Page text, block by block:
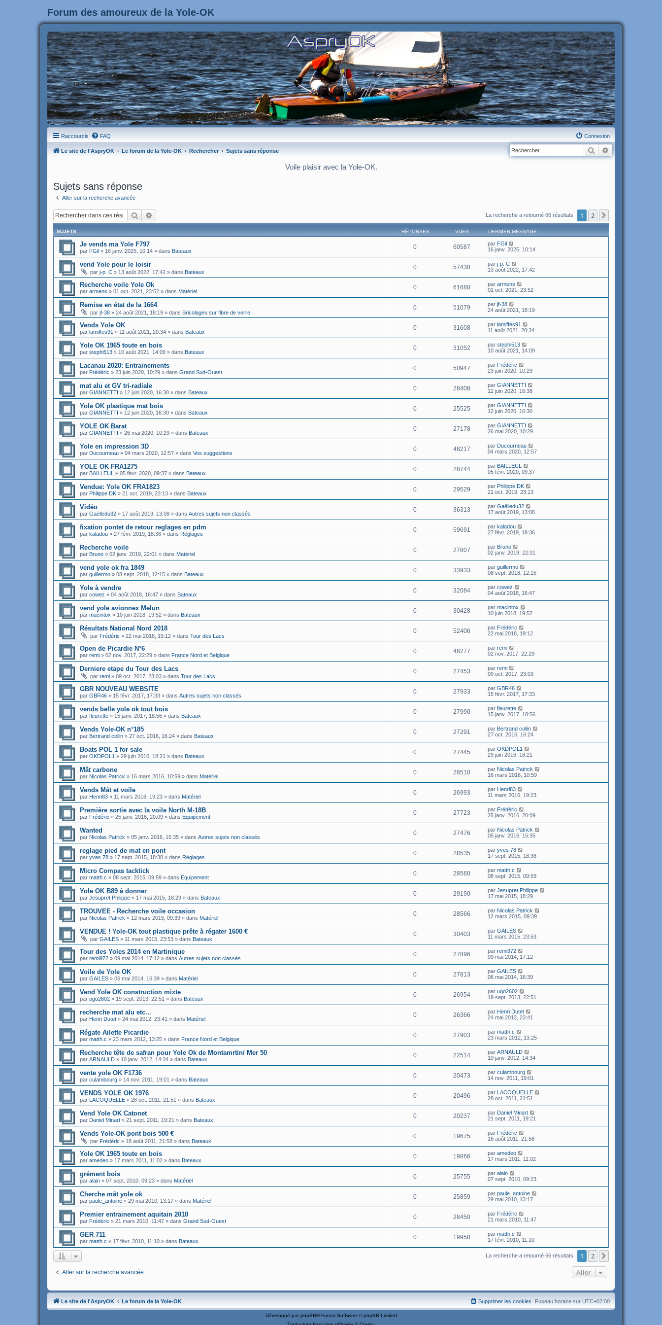
Forum des amoureux de la Yole-OK
Raccourcis FAQ Connexion
Le site de l'AspryOK Le forum de la Yole-OK Rechercher Sujets sans réponse Rechercher
Voile plaisir avec la Yole-OK.
Sujets sans réponse
Aller sur la recherche avancée
Rechercher La recherche a retourné 66 résultats 1 2
SUJETS RÉPONSES VUES DERNIER MESSAGE
Je vends ma Yole F797
par FGil » 16 janv. 2025, 10:14 » dans Bateaux
0 60587 par FGil
16 janv. 2025, 10:14
vend Yole pour le loisir
par j-p. C » 13 août 2022, 17:42 » dans Bateaux
0 57438 par j-p. C
13 août 2022, 17:42
Recherche voile Yole Ok
par armens » 01 oct. 2021, 23:52 » dans Matériel
0 61680 par armens
01 oct. 2021, 23:52
Remise en état de la 1664
par jf-38 » 24 août 2021, 18:19 » dans Bricolages sur fibre de verre
0 51079 par jf-38
24 août 2021, 18:19
Vends Yole OK
par lamiffes91 » 11 août 2021, 20:34 » dans Bateaux
0 31608 par lamiffes91
11 août 2021, 20:34
Yole OK 1965 toute en bois
par stephi513 » 10 août 2021, 14:09 » dans Bateaux
0 31052 par stephi513
10 août 2021, 14:09
Lacanau 2020: Entrainements
par Frédéric » 23 juin 2020, 10:29 » dans Grand Sud-Ouest
0 50947 par Frédéric
23 juin 2020, 10:29
mat alu et GV tri-radiale
par GIANNETTI » 12 juin 2020, 16:38 » dans Bateaux
0 28408 par GIANNETTI
12 juin 2020, 16:38
Yole OK plastique mat bois
par GIANNETTI » 12 juin 2020, 16:30 » dans Bateaux
0 25525 par GIANNETTI
12 juin 2020, 16:30
YOLE OK Barat
par GIANNETTI » 26 mai 2020, 10:29 » dans Bateaux
0 27178 par GIANNETTI
26 mai 2020, 10:29
Yole en impression 3D
par Ducourneau » 04 mars 2020, 12:57 » dans Vos suggestions
0 48217 par Ducourneau
04 mars 2020, 12:57
YOLE OK FRA1275
par BAILLEUL » 05 févr. 2020, 09:37 » dans Bateaux
0 28744 par BAILLEUL
05 févr. 2020, 09:37
Vendue: Yole OK FRA1823
par Philippe DK » 21 oct. 2019, 23:13 » dans Bateaux
0 29529 par Philippe DK
21 oct. 2019, 23:13
Vidéo
par Gaëlledu32 » 17 août 2019, 13:08 » dans Autres sujets non classés
0 36313 par Gaëlledu32
17 août 2019, 13:08
fixation pontet de retour reglages en pdm
par kaladou » 27 févr. 2019, 18:36 » dans Réglages
0 59691 par kaladou
27 févr. 2019, 18:36
Recherche voile
par Bruno » 02 janv. 2019, 22:01 » dans Matériel
0 27807 par Bruno
02 janv. 2019, 22:01
vend yole ok fra 1849
par guillermo » 08 sept. 2018, 12:15 » dans Bateaux
0 33933 par guillermo
08 sept. 2018, 12:15
Yole à vendre
par cowez » 04 août 2018, 16:47 » dans Bateaux
0 32084 par cowez
04 août 2018, 16:47
vend yole avionnex Melun
par macintox » 10 juin 2018, 19:52 » dans Bateaux
0 30428 par macintox
10 juin 2018, 19:52
Résultats National Nord 2018
par Frédéric » 22 mai 2018, 19:12 » dans Tour des Lacs
0 52406 par Frédéric
22 mai 2018, 19:12
Open de Picardie N°6
par remi » 02 nov. 2017, 22:29 » dans France Nord et Belgique
0 48277 par remi
02 nov. 2017, 22:29
Derniere etape du Tour des Lacs
par remi » 09 oct. 2017, 23:03 » dans Tour des Lacs
0 27453 par remi
09 oct. 2017, 23:03
GBR NOUVEAU WEBSITE
par GBR46 » 15 févr. 2017, 17:33 » dans Autres sujets non classés
0 27933 par GBR46
15 févr. 2017, 17:33
vends belle yole ok tout bois
par fleurette » 15 janv. 2017, 18:56 » dans Bateaux
0 27990 par fleurette
15 janv. 2017, 18:56
Vends Yole-OK n°185
par Bertrand collin » 27 oct. 2016, 16:24 » dans Bateaux
0 27291 par Bertrand collin
27 oct. 2016, 16:24
Boats POL 1 for sale
par OKDPOL1 » 29 juin 2016, 18:21 » dans Bateaux
0 27445 par OKDPOL1
29 juin 2016, 18:21
Mât carbone
par Nicolas Patrick » 16 mars 2016, 10:59 » dans Matériel
0 28510 par Nicolas Patrick
16 mars 2016, 10:59
Vends Mât et voile
par Henri83 » 11 mars 2016, 19:23 » dans Matériel
0 26993 par Henri83
11 mars 2016, 19:23
Première sortie avec la voile North M-18B
par Frédéric » 25 janv. 2016, 20:09 » dans Equipement
0 27723 par Frédéric
25 janv. 2016, 20:09
Wanted
par Nicolas Patrick » 05 janv. 2016, 15:35 » dans Autres sujets non classés
0 27476 par Nicolas Patrick
05 janv. 2016, 15:35
reglage pied de mat en pont
par yves 78 » 17 sept. 2015, 18:38 » dans Réglages
0 28535 par yves 78
17 sept. 2015, 18:38
Micro Compas tacktick
par matth.c » 08 sept. 2015, 09:59 » dans Equipement
0 28560 par matth.c
08 sept. 2015, 09:59
Yole OK B89 à donner
par Jesupret Philippe » 17 mai 2015, 18:29 » dans Bateaux
0 29190 par Jesupret Philippe
17 mai 2015, 18:29
TROUVEE - Recherche voile occasion
par Nicolas Patrick » 12 mars 2015, 09:39 » dans Matériel
0 28566 par Nicolas Patrick
12 mars 2015, 09:39
VENDUE ! Yole-OK tout plastique prête à régater 1600 €
par GAILES » 11 mars 2015, 23:53 » dans Bateaux
0 30403 par GAILES
11 mars 2015, 23:53
Tour des Yoles 2014 en Martinique
par remi972 » 09 mai 2014, 17:12 » dans Autres sujets non classés
0 27896 par remi972
09 mai 2014, 17:12
Voile de Yole OK
par GAILES » 06 mai 2014, 16:39 » dans Matériel
0 27813 par GAILES
06 mai 2014, 16:39
Vend Yole OK construction mixte
par ugo2602 » 19 sept. 2013, 22:51 » dans Bateaux
0 26954 par ugo2602
19 sept. 2013, 22:51
recherche mat alu etc...
par Henri Dutet » 24 mai 2012, 23:41 » dans Matériel
0 26366 par Henri Dutet
24 mai 2012, 23:41
Régate Ailette Picardie
par matth.c » 23 mars 2012, 13:25 » dans France Nord et Belgique
0 27903 par matth.c
23 mars 2012, 13:25
Recherche tête de safran pour Yole Ok de Montamrtin/ Mer 50
par ARNAULD » 10 janv. 2012, 14:34 » dans Bateaux
0 22514 par ARNAULD
10 janv. 2012, 14:34
vente yole OK F1736
par culambourg » 14 nov. 2011, 19:01 » dans Bateaux
0 20473 par culambourg
14 nov. 2011, 19:01
VENDS YOLE OK 1976
par LACOQUELLE » 28 oct. 2011, 21:51 » dans Bateaux
0 20496 par LACOQUELLE
28 oct. 2011, 21:51
Vend Yole OK Catonet
par Daniel Minart » 21 sept. 2011, 19:21 » dans Bateaux
0 20237 par Daniel Minart
21 sept. 2011, 19:21
Vends Yole-OK pont bois 500 €
par Frédéric » 18 août 2011, 21:58 » dans Bateaux
0 19675 par Frédéric
18 août 2011, 21:58
Yole OK 1965 toute en bois
par amedeo » 17 mars 2011, 11:02 » dans Bateaux
0 19866 par amedeo
17 mars 2011, 11:02
grément bois
par alain » 07 sept. 2010, 09:23 » dans Matériel
0 25755 par alain
07 sept. 2010, 09:23
Cherche mât yole ok
par paule_antoine » 29 mai 2010, 13:17 » dans Matériel
0 25859 par paule_antoine
29 mai 2010, 13:17
Premier entrainement aquitain 2010
par Frédéric » 21 mars 2010, 11:47 » dans Grand Sud-Ouest
0 28450 par Frédéric
21 mars 2010, 11:47
GER 711
par matth.c » 17 févr. 2010, 11:10 » dans Bateaux
0 19958 par matth.c
17 févr. 2010, 11:10
La recherche a retourné 66 résultats 1 2
Aller sur la recherche avancée Aller
Le site de l'AspryOK Le forum de la Yole-OK Fuseau horaire sur UTC+02:00
Supprimer les cookies
Développé par phpBB® Forum Software © phpBB Limited